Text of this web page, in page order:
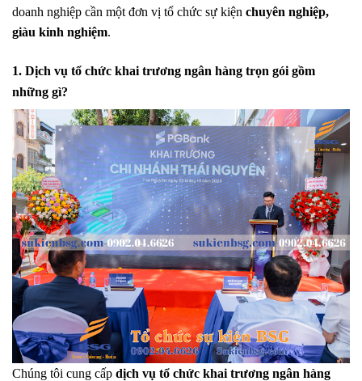
doanh nghiệp cần một đơn vị tổ chức sự kiện chuyên nghiệp,
giàu kinh nghiệm.
1. Dịch vụ tổ chức khai trương ngân hàng trọn gói gồm
những gì?
Chúng tôi cung cấp dịch vụ tổ chức khai trương ngân hàng